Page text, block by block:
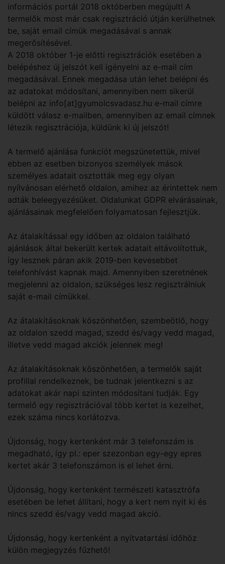
információs portál 2018 októberben megújult! A
termelők most már csak regisztráció útján kerülhetnek
be, saját email címük megadásával s annak
megerősítésével.
A 2018 október 1-je előtti regisztrációk esetében a
belépéshez új jelszót kell igényelni az e-mail cím
megadásával. Ennek megadása után lehet belépni és
az adatokat módosítani, amennyiben nem sikerül
belépni az info[at]gyumolcsvadasz.hu e-mail címre
küldött válasz e-mailben, amennyiben az email címnek
létezik regisztrációja, küldünk ki új jelszót!
A termelő ajánlása funkciót megszünetettük, mivel
ebben az esetben bizonyos személyek mások
személyes adatait osztották meg egy olyan
nyílvánosan elérhető oldalon, amihez az érintettek nem
adták beleegyezésüket. Oldalunkat GDPR elvárásainak,
ajánlásainak megfelelően folyamatosan fejlesztjük.
Az átalakítással egy időben az oldalon található
ajánlások által bekerült kertek adatait eltávolítottuk,
így lesznek páran akik 2019-ben kevesebbet
telefonhívást kapnak majd. Amennyiben szeretnének
megjelenni az oldalon, szükséges lesz regisztrálniuk
saját e-mail címükkel.
Az átalakításoknak köszönhetően, szembeötlő, hogy
az oldalon szedd magad, szedd és/vagy vedd magad,
illetve vedd magad akciók jelennek meg!
Az átalakításoknak köszönhetően, a termelők saját
profillal rendelkeznek, be tudnak jelentkezni s az
adatokat akár napi szinten módosítani tudják. Egy
termelő egy regisztrációval több kertet is kezelhet,
ezek száma nincs korlátozva.
Újdonság, hogy kertenként már 3 telefonszám is
megadható, így pl.: eper szezonban egy-egy epres
kertet akár 3 telefonszámon is el lehet érni.
Újdonság, hogy kertenként természeti katasztrófa
esetében be lehet állítani, hogy a kert nem nyit ki és
nincs szedd és/vagy vedd magad akció.
Újdonság, hogy kertenként a nyitvatartási időhöz
külön megjegyzés fűzhető!